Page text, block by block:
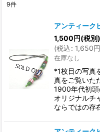
9件
アンティーク
1,500円(税別)
(税込: 1,650円
在庫なし
*1枚目の写真
真をご覧いた
1900年代初
オリジナルチ
ならではの存